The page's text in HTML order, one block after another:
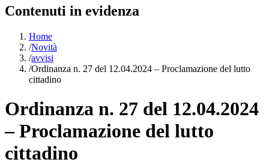
Contenuti in evidenza
Home
/Novità
/avvisi
/Ordinanza n. 27 del 12.04.2024 – Proclamazione del lutto
cittadino
Ordinanza n. 27 del 12.04.2024
– Proclamazione del lutto
cittadino